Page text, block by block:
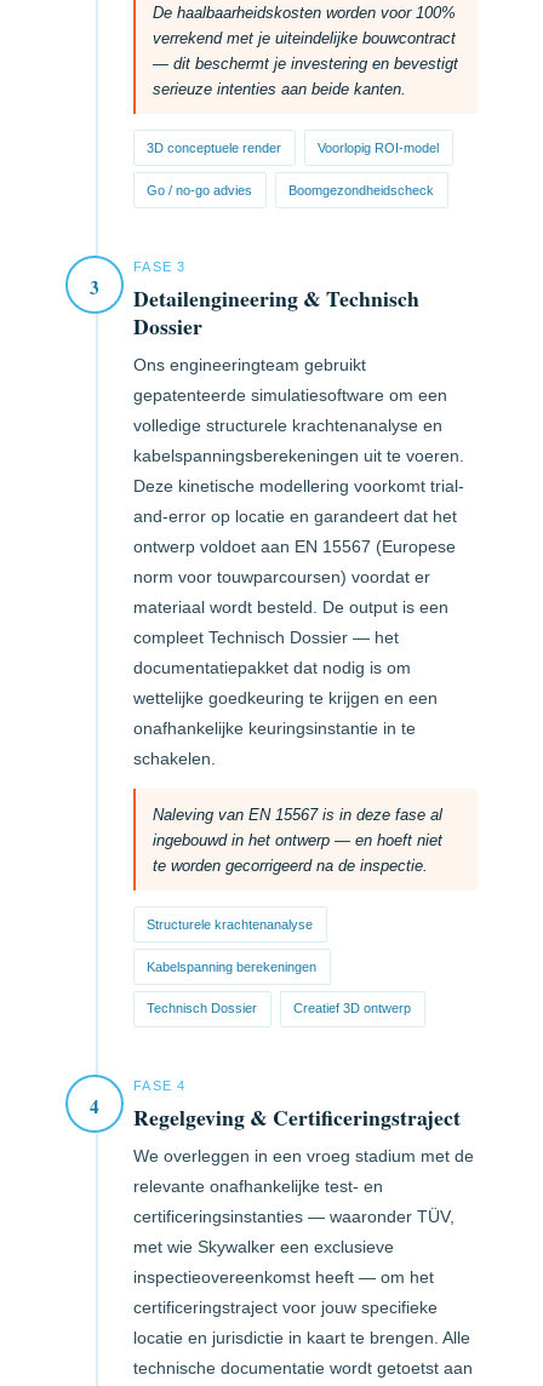
De haalbaarheidskosten worden voor 100%
verrekend met je uiteindelijke bouwcontract
— dit beschermt je investering en bevestigt
serieuze intenties aan beide kanten.
3D conceptuele render Voorlopig ROI-model
Go / no-go advies Boomgezondheidscheck
3
FASE 3
Detailengineering & Technisch
Dossier
Ons engineeringteam gebruikt
gepatenteerde simulatiesoftware om een
volledige structurele krachtenanalyse en
kabelspanningsberekeningen uit te voeren.
Deze kinetische modellering voorkomt trial-
and-error op locatie en garandeert dat het
ontwerp voldoet aan EN 15567 (Europese
norm voor touwparcoursen) voordat er
materiaal wordt besteld. De output is een
compleet Technisch Dossier — het
documentatiepakket dat nodig is om
wettelijke goedkeuring te krijgen en een
onafhankelijke keuringsinstantie in te
schakelen.
Naleving van EN 15567 is in deze fase al
ingebouwd in het ontwerp — en hoeft niet
te worden gecorrigeerd na de inspectie.
Structurele krachtenanalyse
Kabelspanning berekeningen
Technisch Dossier Creatief 3D ontwerp
4
FASE 4
Regelgeving & Certificeringstraject
We overleggen in een vroeg stadium met de
relevante onafhankelijke test- en
certificeringsinstanties — waaronder TÜV,
met wie Skywalker een exclusieve
inspectieovereenkomst heeft — om het
certificeringstraject voor jouw specifieke
locatie en jurisdictie in kaart te brengen. Alle
technische documentatie wordt getoetst aan